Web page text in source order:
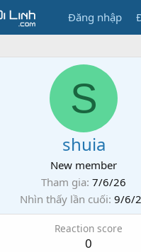
Đăng nhập
S
shuia
New member
Tham gia 7/6/26
Nhìn thấy lần cuối 9/6/
Reaction score
0